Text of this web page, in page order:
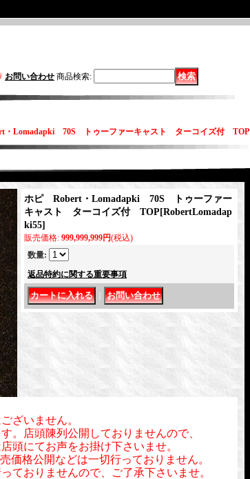
お問い合わせ 商品検索:
・Lomadapki 70S トゥーファーキャスト ターコイズ付 TOP
ホピ Robert・Lomadapki 70S トゥーファー
キャスト ターコイズ付 TOP [RobertLomadap
ki55]
販売価格: 999,999,999円(税込)
数量:
返品特約に関する重要事項
ざいません。
。店頭陳列公開しておりませんので、
頭にてお声をお掛け下さいませ。
価格公開などは一切行っておりません。
ておりませんので、ご了承下さいませ。